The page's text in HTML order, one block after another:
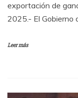
exportación de
2025.- El Gobierno
Leer más